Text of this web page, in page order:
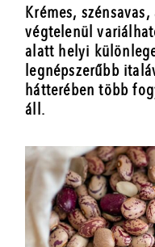
Krémes,
végtelenül
alatt helyi
legnépszerűbb
hátterében több
áll.